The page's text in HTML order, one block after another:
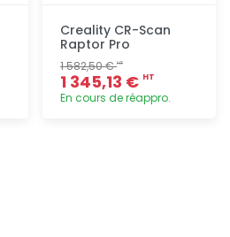
Creality CR-Scan
Raptor Pro
1 582,50 €HT
1 345,13 € HT
En cours de réappro.